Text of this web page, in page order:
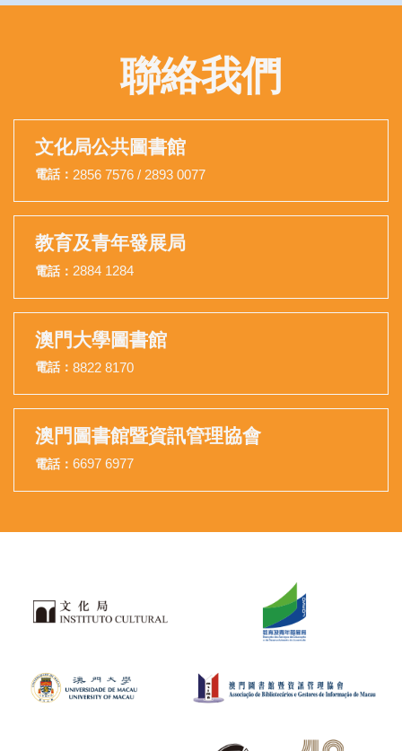
聯絡我們
文化局公共圖書館
電話： 2856 7576 / 2893 0077
教育及青年發展局
電話： 2884 1284
澳門大學圖書館
電話： 8822 8170
澳門圖書館暨資訊管理協會
電話： 6697 6977